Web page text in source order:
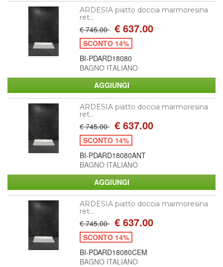
ARDESIA piatto doccia marmoresina
ret...
€ 745.00 € 637.00
SCONTO 14%
BI-PDARD18080
BAGNO ITALIANO
ARDESIA piatto doccia marmoresina
ret...
€ 745.00 € 637.00
SCONTO 14%
BI-PDARD18080ANT
BAGNO ITALIANO
ARDESIA piatto doccia marmoresina
ret...
€ 745.00 € 637.00
SCONTO 14%
BI-PDARD18080CEM
BAGNO ITALIANO